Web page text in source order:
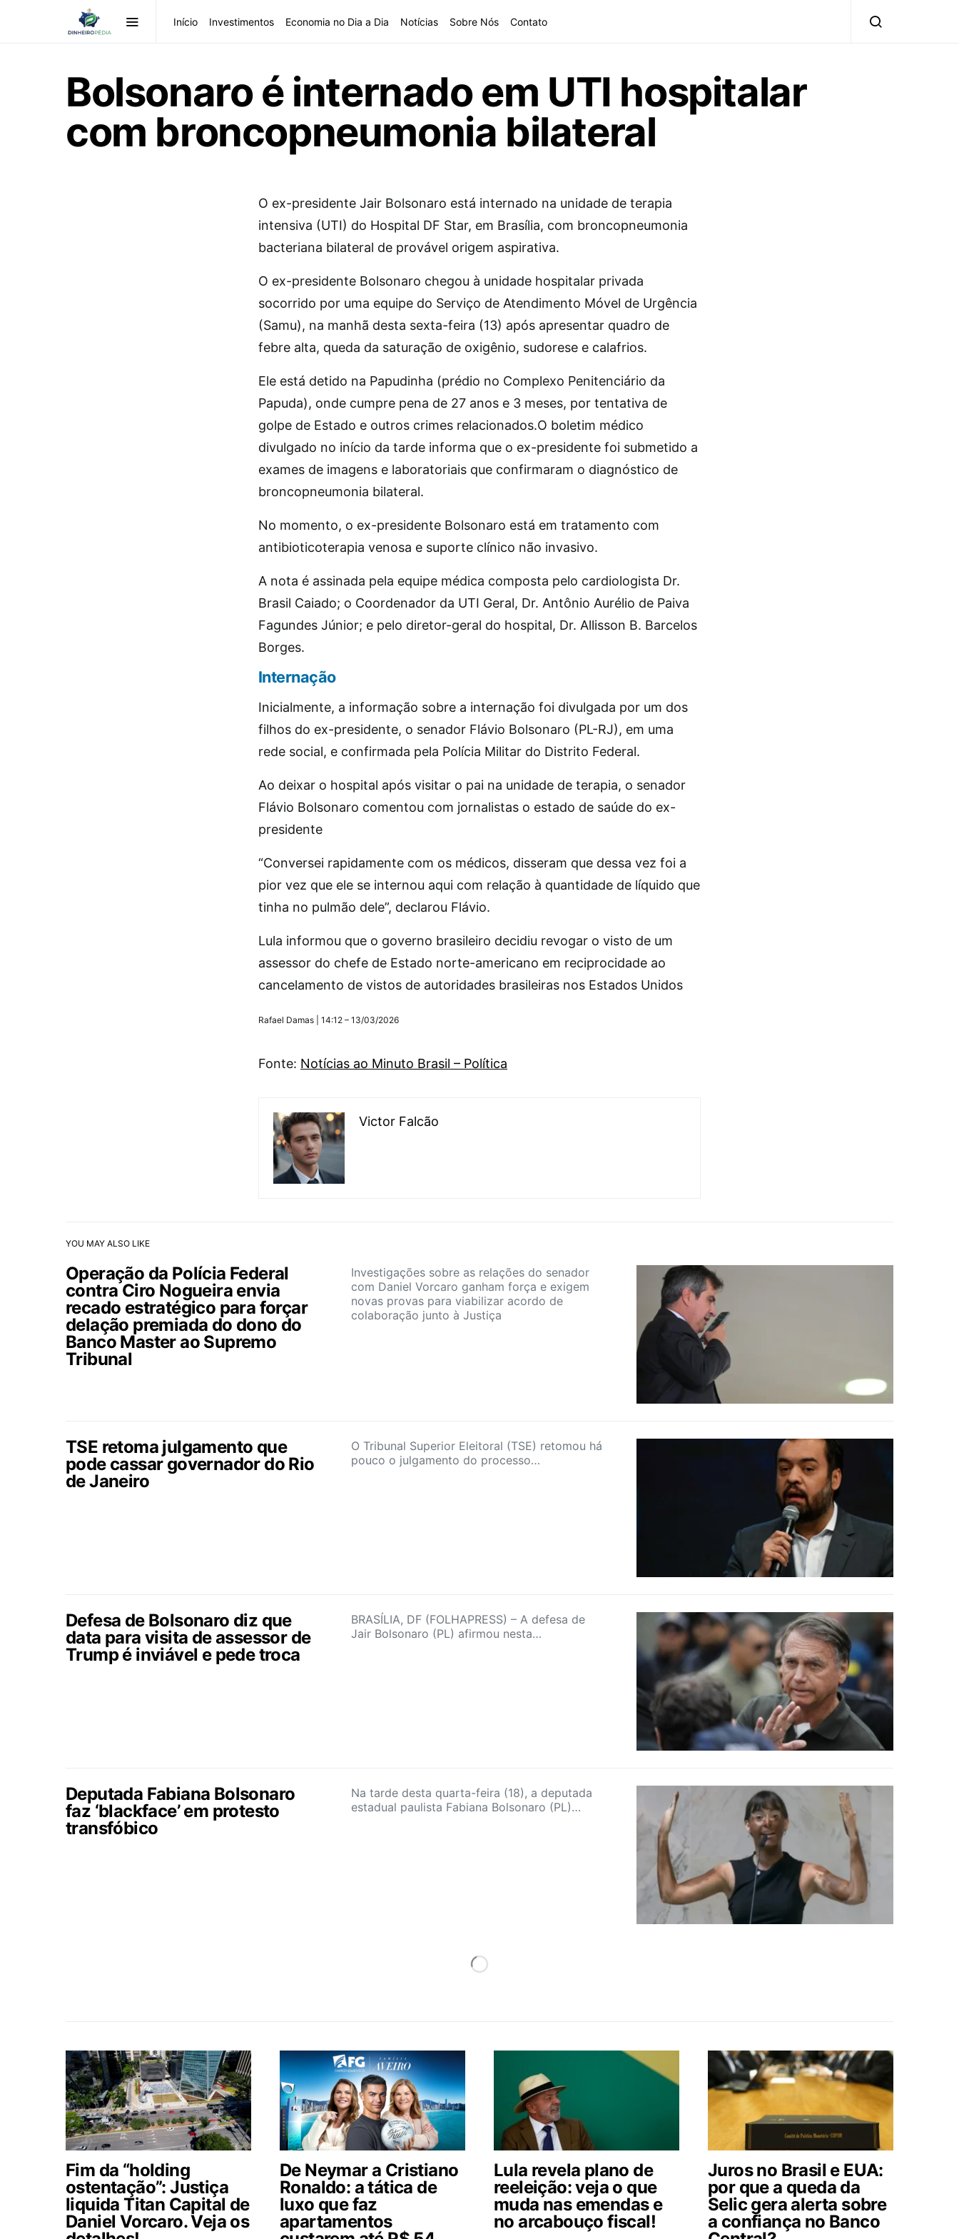
Início Investimentos Economia no Dia a Dia Notícias Sobre Nós Contato
Bolsonaro é internado em UTI hospitalar
com broncopneumonia bilateral
O ex-presidente Jair Bolsonaro está internado na unidade de terapia
intensiva (UTI) do Hospital DF Star, em Brasília, com broncopneumonia
bacteriana bilateral de provável origem aspirativa.
O ex-presidente Bolsonaro chegou à unidade hospitalar privada
socorrido por uma equipe do Serviço de Atendimento Móvel de Urgência
(Samu), na manhã desta sexta-feira (13) após apresentar quadro de
febre alta, queda da saturação de oxigênio, sudorese e calafrios.
Ele está detido na Papudinha (prédio no Complexo Penitenciário da
Papuda), onde cumpre pena de 27 anos e 3 meses, por tentativa de
golpe de Estado e outros crimes relacionados.O boletim médico
divulgado no início da tarde informa que o ex-presidente foi submetido a
exames de imagens e laboratoriais que confirmaram o diagnóstico de
broncopneumonia bilateral.
No momento, o ex-presidente Bolsonaro está em tratamento com
antibioticoterapia venosa e suporte clínico não invasivo.
A nota é assinada pela equipe médica composta pelo cardiologista Dr.
Brasil Caiado; o Coordenador da UTI Geral, Dr. Antônio Aurélio de Paiva
Fagundes Júnior; e pelo diretor-geral do hospital, Dr. Allisson B. Barcelos
Borges.
Internação
Inicialmente, a informação sobre a internação foi divulgada por um dos
filhos do ex-presidente, o senador Flávio Bolsonaro (PL-RJ), em uma
rede social, e confirmada pela Polícia Militar do Distrito Federal.
Ao deixar o hospital após visitar o pai na unidade de terapia, o senador
Flávio Bolsonaro comentou com jornalistas o estado de saúde do ex-
presidente
“Conversei rapidamente com os médicos, disseram que dessa vez foi a
pior vez que ele se internou aqui com relação à quantidade de líquido que
tinha no pulmão dele”, declarou Flávio.
Lula informou que o governo brasileiro decidiu revogar o visto de um
assessor do chefe de Estado norte-americano em reciprocidade ao
cancelamento de vistos de autoridades brasileiras nos Estados Unidos
Rafael Damas | 14:12 – 13/03/2026
Fonte: Notícias ao Minuto Brasil – Política
Victor Falcão
YOU MAY ALSO LIKE
Operação da Polícia Federal
contra Ciro Nogueira envia
recado estratégico para forçar
delação premiada do dono do
Banco Master ao Supremo
Tribunal
Investigações sobre as relações do senador
com Daniel Vorcaro ganham força e exigem
novas provas para viabilizar acordo de
colaboração junto à Justiça
TSE retoma julgamento que
pode cassar governador do Rio
de Janeiro
O Tribunal Superior Eleitoral (TSE) retomou há
pouco o julgamento do processo…
Defesa de Bolsonaro diz que
data para visita de assessor de
Trump é inviável e pede troca
BRASÍLIA, DF (FOLHAPRESS) – A defesa de
Jair Bolsonaro (PL) afirmou nesta…
Deputada Fabiana Bolsonaro
faz ‘blackface’ em protesto
transfóbico
Na tarde desta quarta-feira (18), a deputada
estadual paulista Fabiana Bolsonaro (PL)…
Fim da “holding
ostentação”: Justiça
liquida Titan Capital de
Daniel Vorcaro. Veja os
De Neymar a Cristiano
Ronaldo: a tática de
luxo que faz
apartamentos
Lula revela plano de
reeleição: veja o que
muda nas emendas e
no arcabouço fiscal!
Juros no Brasil e EUA:
por que a queda da
Selic gera alerta sobre
a confiança no Banco